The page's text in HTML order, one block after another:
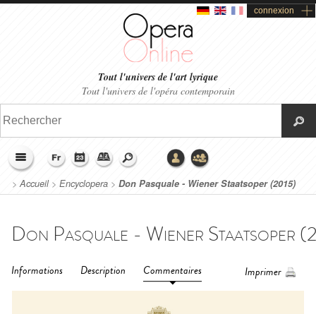
connexion
Tout l'univers de l'art lyrique
Tout l'univers de l'opéra contemporain
>Accueil> Encyclopera > Don Pasquale - Wiener Staatsoper (2015)
Informations Description Commentaires Imprimer